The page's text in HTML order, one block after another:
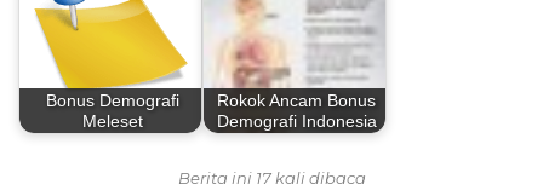
Bonus Demografi
Meleset
Rokok Ancam Bonus
Demografi Indonesia
Berita ini 17 kali dibaca